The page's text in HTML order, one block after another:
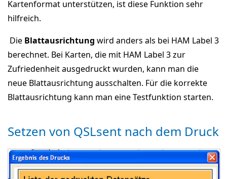
Kartenformat unterstützen, ist diese Funktion sehr
hilfreich.
Die Blattausrichtung wird anders als bei HAM Label 3
berechnet. Bei Karten, die mit HAM Label 3 zur
Zufriedenheit ausgedruckt wurden, kann man die
neue Blattausrichtung ausschalten. Für die korrekte
Blattausrichtung kann man eine Testfunktion starten.
Setzen von QSLsent nach dem Druck